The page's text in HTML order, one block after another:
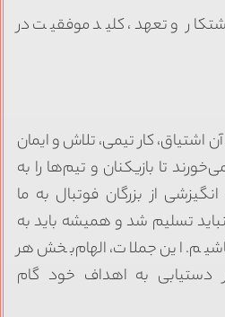
و تعهد، کلید موفقیت در
اشتیاق، کار تیمی، تلاش و ایمان
تا بازیکنان و تیم‌ها را به
از بزرگان فوتبال به ما
تسلیم شد و همیشه باید به
این جملات، الهام‌بخش هر
به اهداف خود گام